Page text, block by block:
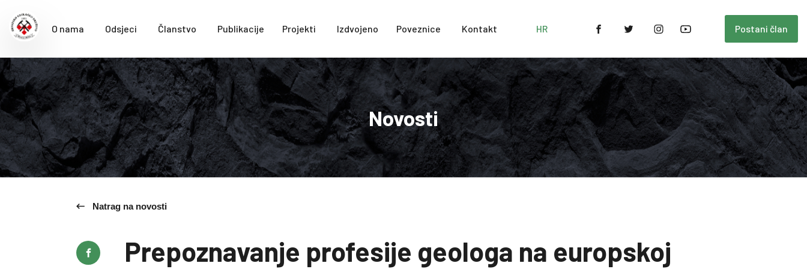
O nama Odsjeci Članstvo Publikacije Projekti Izdvojeno Poveznice Kontakt HR Postani član
Novosti
Natrag na novosti
Prepoznavanje profesije geologa na europskoj